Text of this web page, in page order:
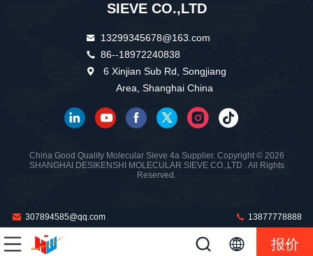
SIEVE CO.,LTD
13299345678@163.com
86--18972240838
6 Xinjian Sub Rd, Songjiang
Area, Shanghai China
China Good Quality Molecular Sieve 4a Supplier. Copyright © 2026
SHANGHAI DESIKENSHI MOLECULAR SIEVE CO.,LTD . All Rights
Reserved.
307894585@qq.com 13877778888
报价